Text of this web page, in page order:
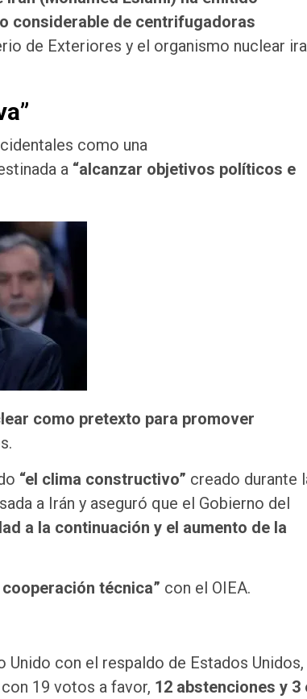
considerable de centrifugadoras
de Exteriores y el organismo nuclear
como una
a “alcanzar objetivos políticos e
como pretexto para promover
“el clima constructivo” creado durante
a Irán y aseguró que el Gobierno del
a la continuación y el aumento de la
cooperación técnica” con el OIEA.
Unido con el respaldo de Estados Unidos,
19 votos a favor, 12 abstenciones y 3